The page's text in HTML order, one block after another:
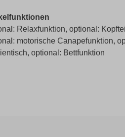
Relaxfunktion, optional:
motorische Canapefunktion,
optional: Bettfunktion